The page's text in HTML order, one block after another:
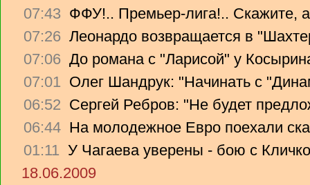
07:43 ФФУ!.. Премьер-лига!.. Скажите,
07:26 Леонардо возвращается в
07:06 До романа с "Ларисой" у
07:01 Олег Шандрук: "Начинать с
06:52 Сергей Ребров: "Не будет
06:44 На молодежное Евро поехали
01:11 У Чагаева уверены - бою с
18.06.2009